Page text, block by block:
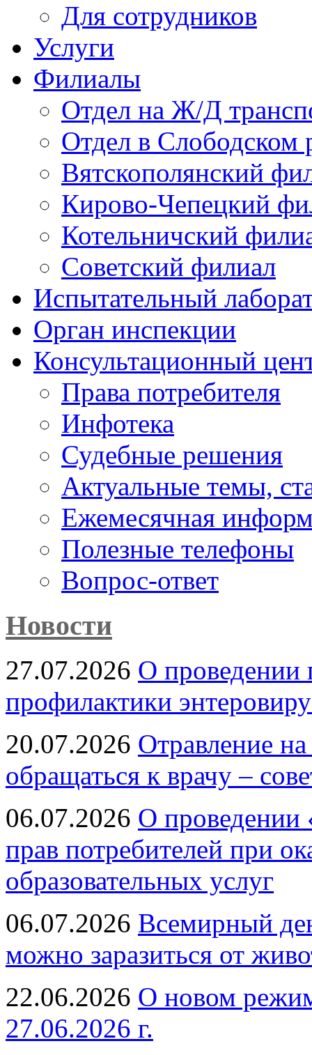
Для сотрудников
Услуги
Филиалы
Отдел на Ж/Д
Отдел в Слободском
Вятскополянский
Кирово-Чепецкий
Котельничский
Советский филиал
Испытательный
Орган инспекции
Консультационный
Права потребителя
Инфотека
Судебные решения
Актуальные темы,
Ежемесячная
Полезные телефоны
Вопрос-ответ
Новости
27.07.2026 О проведении
профилактики
20.07.2026 Отравление
обращаться к врачу –
06.07.2026 О проведении
прав потребителей при
образовательных услуг
06.07.2026 Всемирный
можно заразиться от
22.06.2026 О новом
27.06.2026 г.